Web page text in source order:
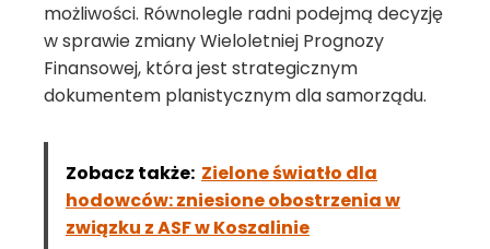
możliwości. Równolegle radni podejmą decyzję
w sprawie zmiany Wieloletniej Prognozy
Finansowej, która jest strategicznym
dokumentem planistycznym dla samorządu.
Zobacz także: Zielone światło dla
hodowców: zniesione obostrzenia w
związku z ASF w Koszalinie